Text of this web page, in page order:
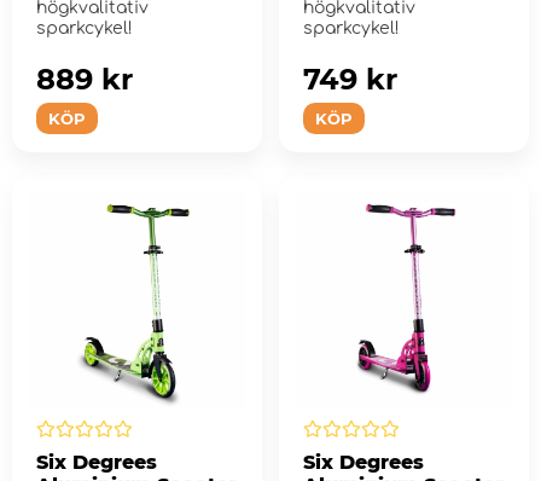
högkvalitativ
sparkcykel!
KÖP
889 kr
högkvalitativ
sparkcykel!
KÖP
749 kr
Six Degrees
Six Degrees